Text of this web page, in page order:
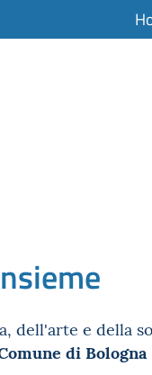
dell'arte e della
di